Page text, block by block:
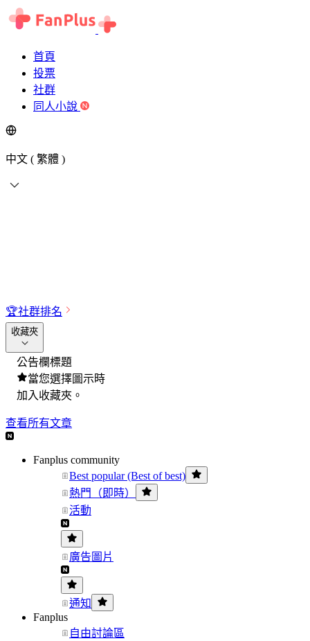
首頁
投票
社群
同人小說
中文 ( 繁體 )
🏆社群排名
收藏夾
公告欄標題
當您選擇圖示時
加入收藏夾。
查看所有文章
Fanplus community
Best popular (Best of best)
熱門（即時）
活動
廣告圖片
通知
Fanplus
自由討論區